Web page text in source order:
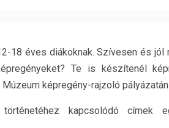
18 éves diákoknak. Szívesen és jól
Te is készítenél
képregény-rajzoló
kapcsolódó címek